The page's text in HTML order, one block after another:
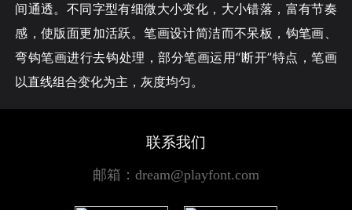
间通透。不同字型有细微大小变化，大小错落，富有节奏
感，使版面更加活跃。笔画设计简洁而不呆板，钩笔画、
弯钩笔画进行去钩处理，部分笔画运用“断开”特点，笔画
以直线组合变化为主，灰度均匀。
联系我们
邮箱：dream@playfont.com